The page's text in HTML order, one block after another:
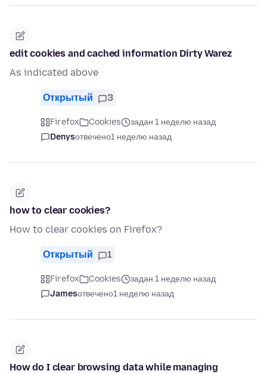
edit cookies and cached information Dirty Warez
As indicated above
Открытый 3
Firefox Cookies
задан 1 неделю назад
Denysотвечено1 неделю назад
how to clear cookies?
How to clear cookies on Firefox?
Открытый 1
Firefox Cookies
задан 1 неделю назад
Jamesотвечено1 неделю назад
How do I clear browsing data while managing